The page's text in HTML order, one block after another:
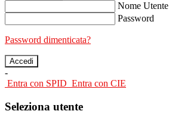
Nome Utente
Password
Password dimenticata?
-
Entra con SPID Entra con CIE
Seleziona utente